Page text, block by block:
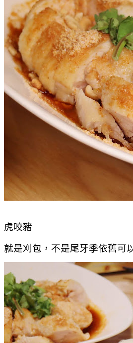
虎咬豬
就是刈包，不是尾牙季依舊可